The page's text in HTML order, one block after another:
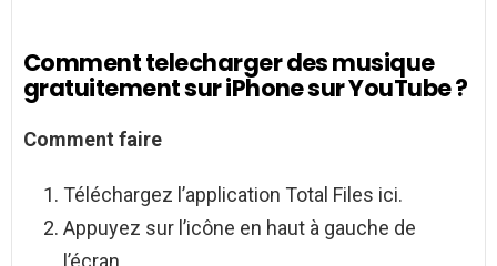
Comment telecharger des musique
gratuitement sur iPhone sur YouTube ?
Comment faire
Téléchargez l’application Total Files ici.
Appuyez sur l’icône en haut à gauche de
l’écran.